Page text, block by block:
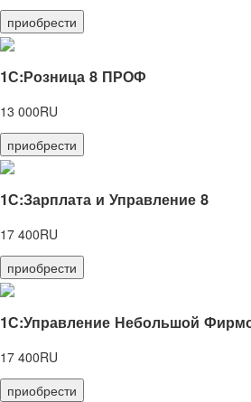
приобрести
1С:Розница 8 ПРОФ
13 000RU
приобрести
1С:Зарплата и Управление 8
17 400RU
приобрести
1С:Управление Небольшой
17 400RU
приобрести